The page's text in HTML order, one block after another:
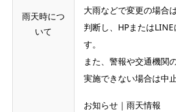
雨天時につ
いて
大雨などで変更の場合
判断し、HPまたは
す。
また、警報や交通機関
実施できない場合は中
お知らせ｜雨天情報